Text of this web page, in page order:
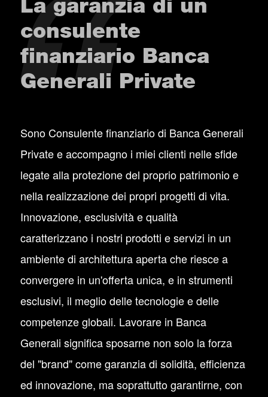
consulente
finanziario Banca
Generali Private
Sono Consulente finanziario di Banca Generali
Private e accompagno i miei clienti nelle sfide
legate alla protezione del proprio patrimonio e
nella realizzazione dei propri progetti di vita.
Innovazione, esclusività e qualità
caratterizzano i nostri prodotti e servizi in un
ambiente di architettura aperta che riesce a
convergere in un'offerta unica, e in strumenti
esclusivi, il meglio delle tecnologie e delle
competenze globali. Lavorare in Banca
Generali significa sposarne non solo la forza
del "brand" come garanzia di solidità, efficienza
ed innovazione, ma soprattutto garantirne, con